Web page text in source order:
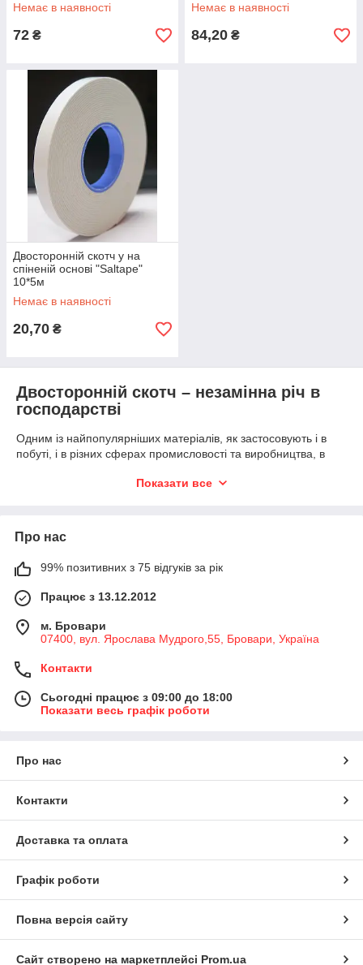
Немає в наявності
72 ₴
Немає в наявності
84,20 ₴
Двосторонній скотч y на
спіненій основі "Saltape"
10*5м
Немає в наявності
20,70 ₴
Двосторонній скотч – незамінна річ в
господарстві
Одним із найпопулярніших матеріалів, як застосовують і в
побуті, і в різних сферах промисловості та виробництва, в
альтернатива традиційному механічному способу кріплення
підходить для скріплення і двох однакових за текстурою
поверхонь, і різних. А щоб виріб в рулоні не приклеювався
сам до себе, зверху передбачений ще один шар зі
спеціального паперу. Тож користуватись двостороннім
скотчем дуже легко та зручно.
Використання такого скотчу дозволяє обійтися без таких
зважаючи на свою простоту, нічим не поступається якістю
й набагато менше.
На тканинній основі. Це скотч на основі з нетканого
поліграфічних робіт.
двосторонній скотч, підвищеної клейкості. Його
застосовують в роботах, де є низькі або високі
температури. Наприклад, в будівництві.
потребують застосування спеціального обладнання. А купити
двосторонній скотч у нас ви зможете за дуже вигідною ціною.
Показати все
Про нас
99% позитивних з 75 відгуків за рік
Працює з 13.12.2012
м. Бровари
07400, вул. Ярослава Мудрого,55, Бровари, Україна
Контакти
Сьогодні працює з 09:00 до 18:00
Показати весь графік роботи
Про нас
Контакти
Доставка та оплата
Графік роботи
Повна версія сайту
Сайт створено на маркетплейсі Prom.ua